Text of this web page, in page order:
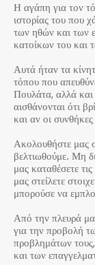
Η αγάπη για τον
ιστορίας του που
των ηθών και των
κατοίκων του και
Αυτά ήταν τα
τόπου που
Πουλάτα, αλλά
αισθάνονται ότι
και αν οι
Ακολουθήστε μας
βελτιωθούμε. Μη
μας καταθέσετε
μας στείλετε
μπορούσε να
Από την πλευρά
για την προβολή
προβλημάτων
και των